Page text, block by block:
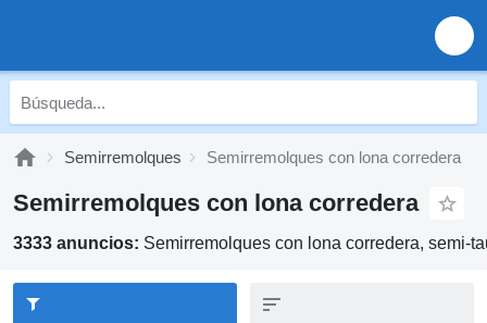
Semirremolques Semirremolques con lona corredera
Semirremolques con lona corredera
3333 anuncios: Semirremolques con lona corredera, semi-